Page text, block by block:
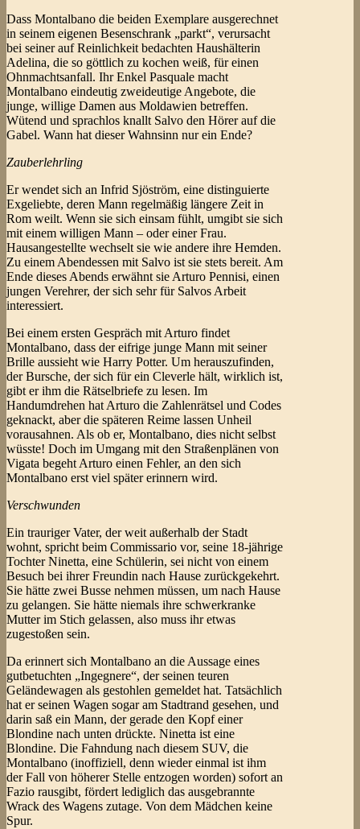
Dass Montalbano die beiden Exemplare ausgerechnet
in seinem eigenen Besenschrank „parkt“, verursacht
bei seiner auf Reinlichkeit bedachten Haushälterin
Adelina, die so göttlich zu kochen weiß, für einen
Ohnmachtsanfall. Ihr Enkel Pasquale macht
Montalbano eindeutig zweideutige Angebote, die
junge, willige Damen aus Moldawien betreffen.
Wütend und sprachlos knallt Salvo den Hörer auf die
Gabel. Wann hat dieser Wahnsinn nur ein Ende?
Zauberlehrling
Er wendet sich an Infrid Sjöström, eine distinguierte
Exgeliebte, deren Mann regelmäßig längere Zeit in
Rom weilt. Wenn sie sich einsam fühlt, umgibt sie sich
mit einem willigen Mann – oder einer Frau.
Hausangestellte wechselt sie wie andere ihre Hemden.
Zu einem Abendessen mit Salvo ist sie stets bereit. Am
Ende dieses Abends erwähnt sie Arturo Pennisi, einen
jungen Verehrer, der sich sehr für Salvos Arbeit
interessiert.
Bei einem ersten Gespräch mit Arturo findet
Montalbano, dass der eifrige junge Mann mit seiner
Brille aussieht wie Harry Potter. Um herauszufinden,
der Bursche, der sich für ein Cleverle hält, wirklich ist,
gibt er ihm die Rätselbriefe zu lesen. Im
Handumdrehen hat Arturo die Zahlenrätsel und Codes
geknackt, aber die späteren Reime lassen Unheil
vorausahnen. Als ob er, Montalbano, dies nicht selbst
wüsste! Doch im Umgang mit den Straßenplänen von
Vigata begeht Arturo einen Fehler, an den sich
Montalbano erst viel später erinnern wird.
Verschwunden
Ein trauriger Vater, der weit außerhalb der Stadt
wohnt, spricht beim Commissario vor, seine 18-jährige
Tochter Ninetta, eine Schülerin, sei nicht von einem
Besuch bei ihrer Freundin nach Hause zurückgekehrt.
Sie hätte zwei Busse nehmen müssen, um nach Hause
zu gelangen. Sie hätte niemals ihre schwerkranke
Mutter im Stich gelassen, also muss ihr etwas
zugestoßen sein.
Da erinnert sich Montalbano an die Aussage eines
gutbetuchten „Ingegnere“, der seinen teuren
Geländewagen als gestohlen gemeldet hat. Tatsächlich
hat er seinen Wagen sogar am Stadtrand gesehen, und
darin saß ein Mann, der gerade den Kopf einer
Blondine nach unten drückte. Ninetta ist eine
Blondine. Die Fahndung nach diesem SUV, die
Montalbano (inoffiziell, denn wieder einmal ist ihm
der Fall von höherer Stelle entzogen worden) sofort an
Fazio rausgibt, fördert lediglich das ausgebrannte
Wrack des Wagens zutage. Von dem Mädchen keine
Spur.